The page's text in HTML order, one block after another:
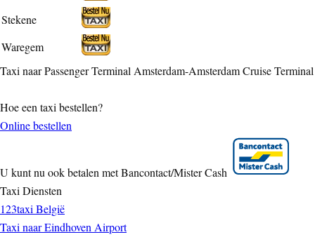
Stekene
Waregem
Taxi naar Passenger Terminal Amsterdam-Amsterdam Cruise Terminal
Hoe een taxi bestellen?
Online bestellen
U kunt nu ook betalen met Bancontact/Mister Cash
Taxi Diensten
123taxi België
Taxi naar Eindhoven Airport